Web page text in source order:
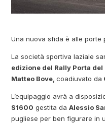
Una nuova sfida è alle porte
La società sportiva laziale
edizione del Rally Porta
Matteo Bove,coadiuvato da
L’equipaggio avrà a
S1600 gestita daAlessio
pugliese per ben figurare in